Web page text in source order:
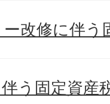
改修に伴う
う固定資産